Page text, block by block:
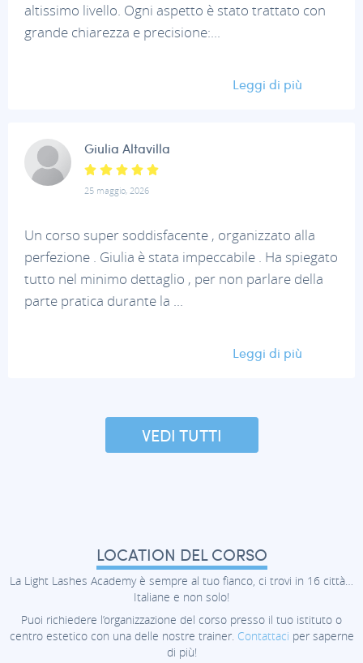
altissimo livello. Ogni aspetto è stato trattato con
grande chiarezza e precisione:...
Leggi di più
Giulia Altavilla
25 maggio, 2026
Un corso super soddisfacente , organizzato alla
perfezione . Giulia è stata impeccabile . Ha spiegato
tutto nel minimo dettaglio , per non parlare della
parte pratica durante la ...
Leggi di più
VEDI TUTTI
LOCATION DEL CORSO
La Light Lashes Academy è sempre al tuo fianco, ci trovi in 16 città…
Italiane e non solo!
Puoi richiedere l’organizzazione del corso presso il tuo istituto o
centro estetico con una delle nostre trainer. Contattaci per saperne
di più!